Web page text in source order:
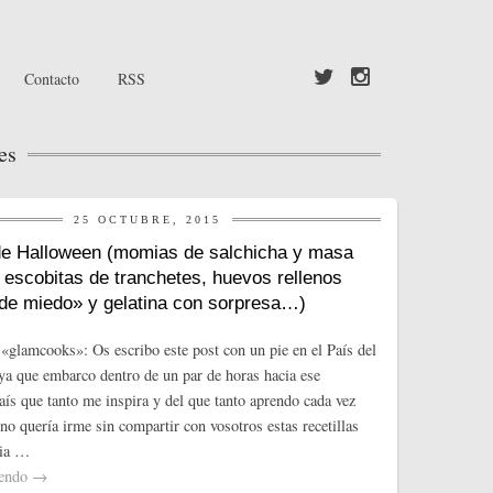
Contacto RSS
25 OCTUBRE, 2015
Halloween (momias de salchicha y masa
de tranchetes, huevos rellenos
miedo» y gelatina con sorpresa…)
Os escribo este post con un pie en el País del
que embarco dentro de un par de horas hacia ese
que tanto me inspira y del que tanto aprendo cada vez
quería irme sin compartir con vosotros estas recetillas
…
→